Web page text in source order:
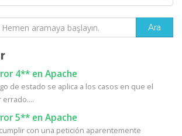
4** en Apache
de estado se aplica a los casos en que el
5** en Apache
con una petición aparentemente